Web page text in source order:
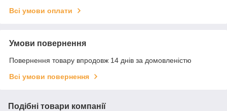
Всі умови оплати
Умови повернення
Повернення товару впродовж 14 днів за домовленістю
Всі умови повернення
Подібні товари компанії